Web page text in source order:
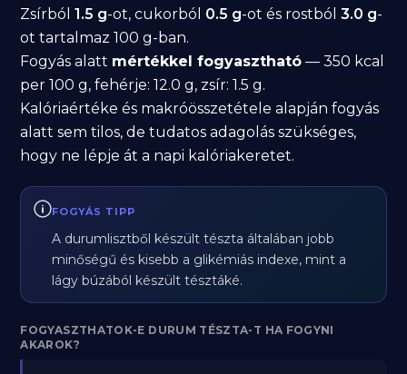
Zsírból1.5 g-ot, cukorból 0.5 g-ot és rostból3.0 g-
ot tartalmaz 100 g-ban.
Fogyás alatt mértékkel fogyasztható — 350 kcal
per 100 g, fehérje: 12.0 g, zsír: 1.5 g.
Kalóriaértéke és makróösszetétele alapján fogyás
alatt sem tilos, de tudatos adagolás szükséges,
hogy ne lépje át a napi kalóriakeretet.
FOGYÁS TIPP
A durumlisztből készült tészta általában jobb
minőségű és kisebb a glikémiás indexe, mint a
lágy búzából készült tésztáké.
FOGYASZTHATOK-E DURUM TÉSZTA-T HA FOGYNI
AKAROK?